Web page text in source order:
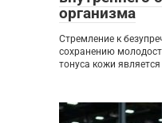
организма
Стремление к
сохранению
тонуса кожи